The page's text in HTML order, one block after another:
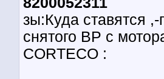
зы:Куда ставятся
снятого ВР с
CORTECO :